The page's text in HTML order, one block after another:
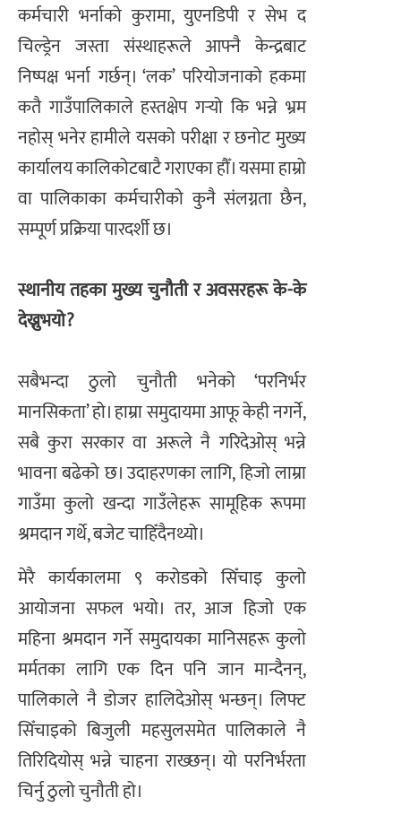
कर्मचारी भर्नाको कुरामा, युएनडिपी र सेभ द
चिल्ड्रेन जस्ता संस्थाहरूले आफ्नै केन्द्रबाट
निष्पक्ष भर्ना गर्छन्। ‘लक’ परियोजनाको हकमा
कतै गाउँपालिकाले हस्तक्षेप गर्‍यो कि भन्ने भ्रम
नहोस् भनेर हामीले यसको परीक्षा र छनोट मुख्य
कार्यालय कालिकोटबाटै गराएका हौँ। यसमा हाम्रो
वा पालिकाका कर्मचारीको कुनै संलग्नता छैन,
सम्पूर्ण प्रक्रिया पारदर्शी छ।
स्थानीय तहका मुख्य चुनौती र अवसरहरू के-के
देख्नुभयो?
सबैभन्दा ठुलो चुनौती भनेको ‘परनिर्भर
मानसिकता’ हो। हाम्रा समुदायमा आफू केही नगर्ने,
सबै कुरा सरकार वा अरूले नै गरिदेओस् भन्ने
भावना बढेको छ। उदाहरणका लागि, हिजो लाम्रा
गाउँमा कुलो खन्दा गाउँलेहरू सामूहिक रूपमा
श्रमदान गर्थे, बजेट चाहिँदैनथ्यो।
मेरै कार्यकालमा ९ करोडको सिँचाइ कुलो
आयोजना सफल भयो। तर, आज हिजो एक
महिना श्रमदान गर्ने समुदायका मानिसहरू कुलो
मर्मतका लागि एक दिन पनि जान मान्दैनन्,
पालिकाले नै डोजर हालिदेओस् भन्छन्। लिफ्ट
सिँचाइको बिजुली महसुलसमेत पालिकाले नै
तिरिदियोस् भन्ने चाहना राख्छन्। यो परनिर्भरता
चिर्नु ठुलो चुनौती हो।